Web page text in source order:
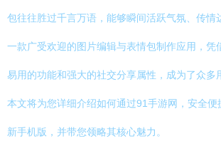
包往往胜过千言万语，能够瞬间活跃气氛、传情
一款广受欢迎的图片编辑与表情包制作应用，凭
易用的功能和强大的社交分享属性，成为了众多
本文将为您详细介绍如何通过91手游网，安全便
新手机版，并带您领略其核心魅力。